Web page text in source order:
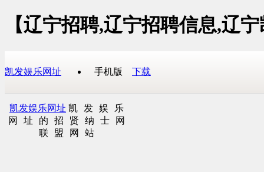
【辽宁招聘,辽宁招聘信息,辽
凯发娱乐网址 手机版 下载
凯发娱乐网址 凯发娱乐
网址的招贤纳士网
联盟网站